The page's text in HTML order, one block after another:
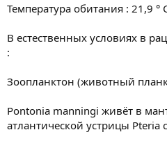
Температура обитания : 21,9 °
В естественных условиях в
:
Зоопланктон (животный
Pontonia manningi живёт в
атлантической устрицы Pteria